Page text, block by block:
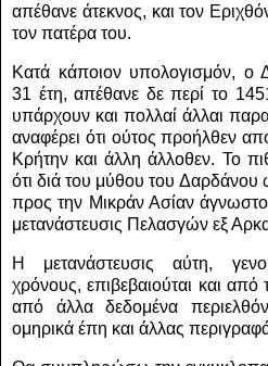
απέθανε άτεκνος, και τον
τον πατέρα του.
Κατά κάποιον υπολογισμόν, ο
31 έτη, απέθανε δε περί το
υπάρχουν και πολλαί άλλαι
αναφέρει ότι ούτος προήλθεν
Κρήτην και άλλη άλλοθεν. Το
ότι διά του μύθου του Δαρδάνου
προς την Μικράν Ασίαν
μετανάστευσις Πελασγών εξ
Η μετανάστευσις αύτη,
χρόνους, επιβεβαιούται και
από άλλα δεδομένα
ομηρικά έπη και άλλας